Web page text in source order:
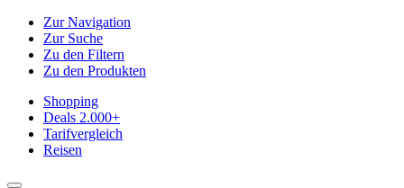
Zur Navigation
Zur Suche
Zu den Filtern
Zu den Produkten
Shopping
Deals 2.000+
Tarifvergleich
Reisen